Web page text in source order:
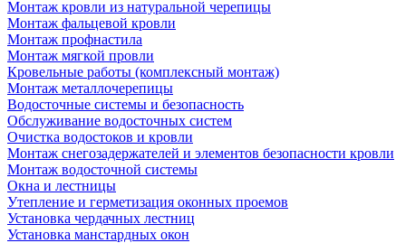
Монтаж кровли из натуральной черепицы
Монтаж фальцевой кровли
Монтаж профнастила
Монтаж мягкой провли
Кровельные работы (комплексный монтаж)
Монтаж металлочерепицы
Водосточные системы и безопасность
Обслуживание водосточных систем
Очистка водостоков и кровли
Монтаж снегозадержателей и элементов безопасности кровли
Монтаж водосточной системы
Окна и лестницы
Утепление и герметизация оконных проемов
Установка чердачных лестниц
Установка манстардных окон